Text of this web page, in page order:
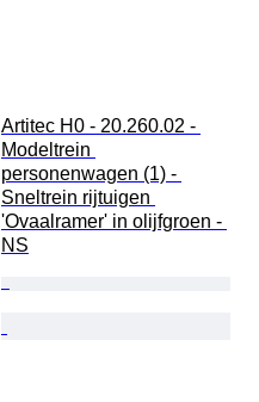
Artitec H0 - 20.260.02 -
Modeltrein
personenwagen (1) -
Sneltrein rijtuigen
'Ovaalramer' in olijfgroen -
NS